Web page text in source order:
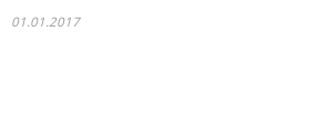
01.01.2017